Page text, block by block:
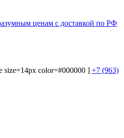
ценам с доставкой по РФ
size=14px color=#000000 ] +7 (963)